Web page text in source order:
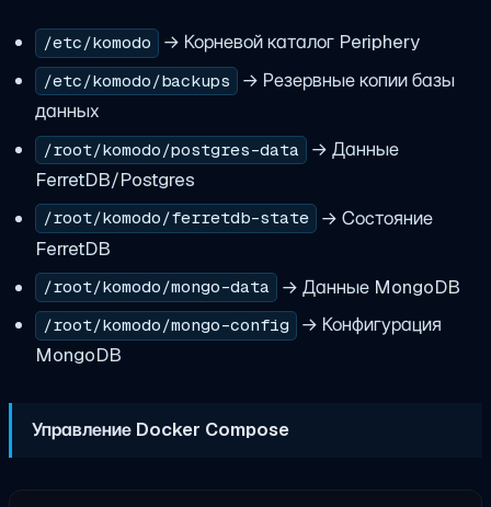
/etc/komodo → Корневой каталог Periphery
/etc/komodo/backups
→ Резервные копии базы
данных
/root/komodo/postgres-data
→ Данные
FerretDB/Postgres
/root/komodo/ferretdb-state
→ Состояние
FerretDB
/root/komodo/mongo-data → Данные MongoDB
/root/komodo/mongo-config
→ Конфигурация
MongoDB
Управление Docker Compose